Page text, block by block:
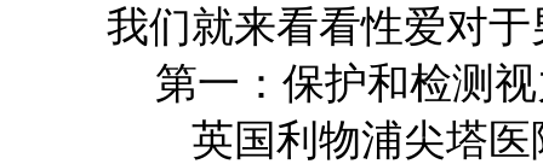
我们就来看看性爱对
第一：保护和检测视
英国利物浦尖塔医